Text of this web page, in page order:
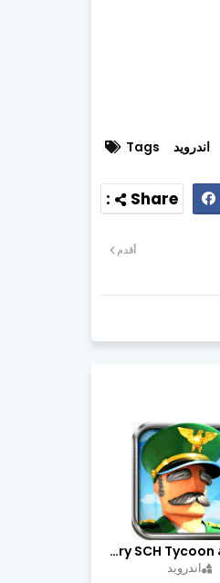
Tags اندرويد
أقدم
تحميل لعبة Idle Military SCH Tycoon مهكرة آخر إصدار
اندرويد